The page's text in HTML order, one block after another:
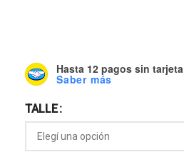
Hasta 12 pagos sin tarjeta
Saber más
TALLE